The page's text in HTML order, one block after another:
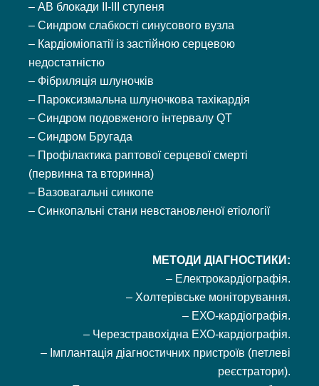
– АВ блокади ІІ-ІІІ ступеня
– Синдром слабкості синусового вузла
– Кардіоміопатії із застійною серцевою
недостатністю
– Фібриляція шлуночків
– Пароксизмальна шлуночкова тахікардія
– Синдром подовженого інтервалу QT
– Синдром Бругада
– Профілактика раптової серцевої смерті
(первинна та вторинна)
– Вазовагальні синкопе
– Синкопальні стани невстановленої етіології
МЕТОДИ ДІАГНОСТИКИ:
– Електрокардіографія.
– Холтерівське моніторування.
– ЕХО-кардіографія.
– Черезстравохідна ЕХО-кардіографія.
– Імплантація діагностичних пристроїв (петлеві
реєстратори).